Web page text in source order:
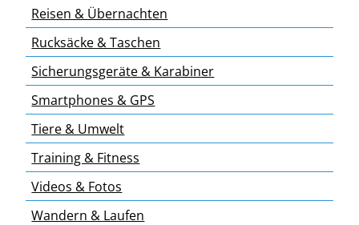
Reisen & Übernachten
Rucksäcke & Taschen
Sicherungsgeräte & Karabiner
Smartphones & GPS
Tiere & Umwelt
Training & Fitness
Videos & Fotos
Wandern & Laufen